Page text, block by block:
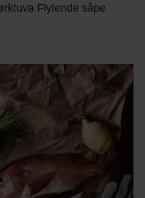
Flytende såpe